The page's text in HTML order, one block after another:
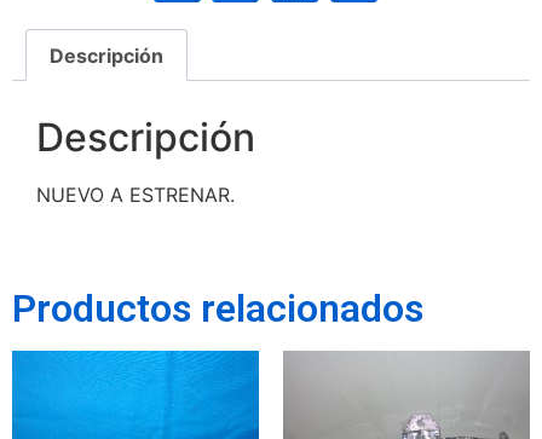
Descripción
Descripción
NUEVO A ESTRENAR.
Productos relacionados